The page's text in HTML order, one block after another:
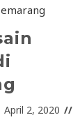
April 2, 2020